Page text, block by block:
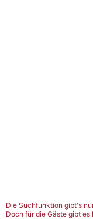
Die Suchfunktion gibt's
Doch für die Gäste gibt es